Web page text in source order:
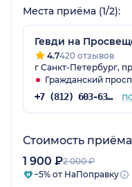
вылечить.
Места приёма (1/2):
Гевди на
4.7420 отзывов
г Санкт-Петербург,
Гражданский
+7 (812) 603-63-52
Стоимость приёма
1 900 ₽2 000 ₽
−5% от НаПоправку